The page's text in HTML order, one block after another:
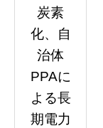
炭素
化、自
治体
PPAに
よる長
期電力